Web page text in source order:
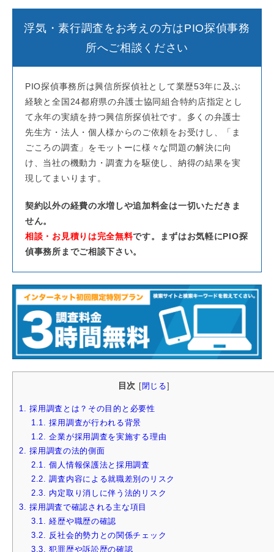
浮気・素行調査をお考えの方はPIO探偵事務
所へご相談ください
PIO探偵事務所は興信所探偵社として業歴53年に及ぶ
経験と全国24都府県の弁護士協同組合特約店指定とし
て永年の実績を持つ興信所探偵社です。多くの弁護士
先生方・法人・個人様からのご依頼をお受けし、「ま
ごころの調査」をモットーに様々な問題の解決に向
け、当社の機動力・調査力を駆使し、納得の結果を実
現してまいります。
契約以外の経費の水増しや追加料金は一切いただきま
せん。
相談・お見積りは完全無料です。まずはお気軽にPIO探
偵事務所までご相談下さい。
目次 閉じる
1. 採用調査とは？その目的と必要性
1.1. 採用調査が行われる背景
1.2. 企業が採用調査を実施する理由
2. 採用調査の法的側面
2.1. 個人情報保護法と採用調査
2.2. 調査内容による就職差別のリスク
2.3. 内定取り消しに伴う法的リスク
3. 採用調査で確認される主な項目
3.1. 経歴や職歴の確認
3.2. 反社会的勢力との関係チェック
3.3. 犯罪歴や訴訟歴の確認